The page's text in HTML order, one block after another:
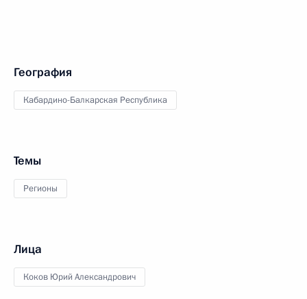
География
Кабардино-Балкарская Республика
Темы
Регионы
Лица
Коков Юрий Александрович